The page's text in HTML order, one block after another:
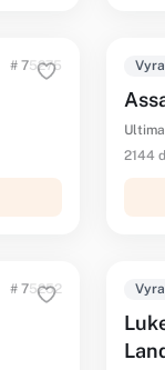
# 75275
2144
# 75252